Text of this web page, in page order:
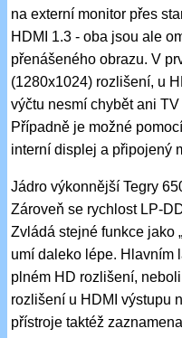
na externí monitor přes
HDMI 1.3 - oba jsou ale
přenášeného obrazu. V
(1280x1024) rozlišení, u
výčtu nesmí chybět ani
Případně je možné
interní displej a připojený
Jádro výkonnější Tegry
Zároveň se rychlost LP-
Zvládá stejné funkce jako
umí daleko lépe. Hlavním
plném HD rozlišení,
rozlišení u HDMI výstupu
přístroje taktéž